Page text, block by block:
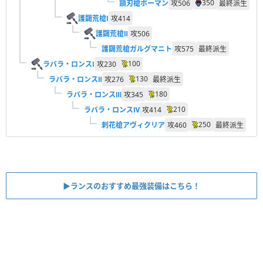
鎖刃槍ボーマン 攻506 350 最終派生
護闢荒槍Ⅰ 攻414
護闢荒槍Ⅱ 攻506
護闢荒槍ガルグマニト 攻575 最終派生
ラバラ・ロンスⅠ 攻230
100
ラバラ・ロンスⅡ 攻276 130 最終派生
ラバラ・ロンスⅢ 攻345
180
ラバラ・ロンスⅣ 攻414
210
刺花槍アヴィクリア 攻460 250 最終派生
▶︎ランスのおすすめ最強装備はこちら！